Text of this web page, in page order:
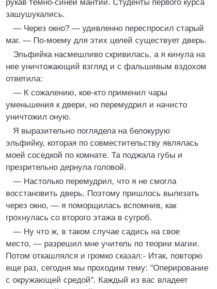
рукав темно-синей мантии. Студенты первого курса
зашушукались.
— Через окно? — удивленно переспросил старый
маг. — По-моему для этих целей существует дверь.
Эльфийка насмешливо скривилась, а я кинула на
нее уничтожающий взгляд и с фальшивым вздохом
ответила:
— К сожалению, кое-кто применил чары
уменьшения к двери, но перемудрил и начисто
уничтожил оную.
Я выразительно поглядела на белокурую
эльфийку, которая по совместительству являлась
моей соседкой по комнате. Та поджала губы и
презрительно дернула головой.
— Настолько перемудрил, что я не смогла
восстановить дверь. Поэтому пришлось вылезать
через окно, — я поморщилась вспомнив, как
грохнулась со второго этажа в сугроб.
— Ну что ж, в таком случае садись на свое
место, — разрешил мне учитель по теории магии.
Потом откашлялся и громко сказал:- Итак, повторю
еще раз, сегодня мы проходим тему: "Оперирование
с окружающей средой". Каждый из вас владеет